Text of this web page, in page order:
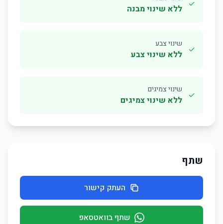
✓ ללא שינוי מבנה
✓
שינוי צבע
ללא שינוי צבע
✓
שינוי צמיגים
ללא שינוי צמיגים
שתף
העתק קישור
שתף בוואטסאפ